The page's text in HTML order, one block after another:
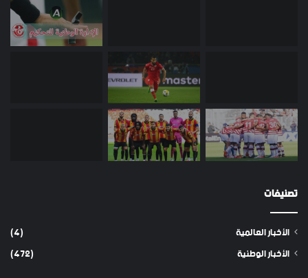
تصنيفات
الأخبار العالمية
(4)
الأخبار الوطنية
(472)